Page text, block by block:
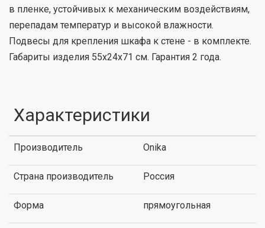
в пленке, устойчивых к механическим воздействиям,
перепадам температур и высокой влажности.
Подвесы для крепления шкафа к стене - в комплекте.
Габариты изделия 55x24x71 см. Гарантия 2 года.
Характеристики
Производитель Onika
Страна производитель Россия
Форма прямоугольная